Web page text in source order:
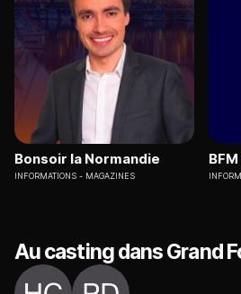
Bonsoir la Normandie
INFORMATIONS MAGAZINES
Au casting dans Grand